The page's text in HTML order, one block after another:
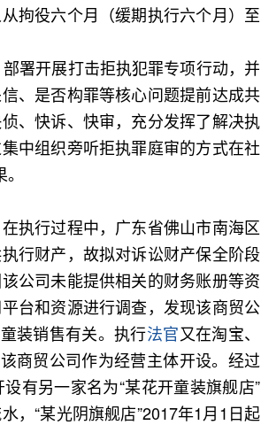
拘役六个月（缓期执行六个月）至
署开展打击拒执犯罪专项行动，并
、是否构罪等核心问题提前达成共
、快诉、快审，充分发挥了解决执
中组织旁听拒执罪庭审的方式在社
执行过程中，广东省佛山市南海区
行财产，故拟对诉讼财产保全阶段
公司未能提供相关的财务账册等资
台和资源进行调查，发现该商贸公
装销售有关。执行法官又在淘宝、
商贸公司作为经营主体开设。经过
有另一家名为“某花开童装旗舰店”
，“某光阴旗舰店”2017年1月1日起